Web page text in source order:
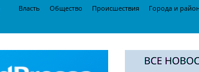
Власть Общество Происшествия Города и